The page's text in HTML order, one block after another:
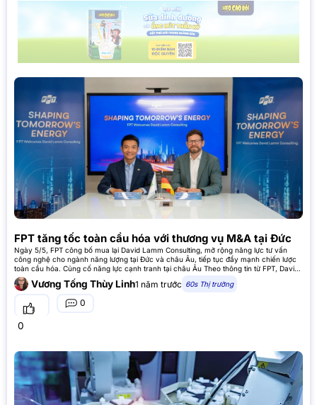
FPT tăng tốc toàn cầu hóa với thương vụ M&A tại Đức
Ngày 5/5, FPT công bố mua lại David Lamm Consulting, mở rộng năng lực tư vấn
công nghệ cho ngành năng lượng tại Đức và châu Âu, tiếp tục đẩy mạnh chiến lược
toàn cầu hóa. Củng cố năng lực cạnh tranh tại châu Âu Theo thông tin từ FPT, David
Lamm Consulting có thế
Vương Tống Thùy Linh1 năm trước 60s Thị trường
0
0